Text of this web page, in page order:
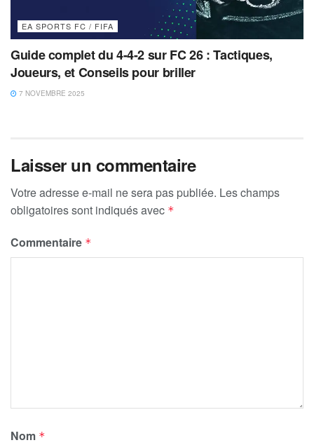
EA SPORTS FC / FIFA
Guide complet du 4-4-2 sur FC 26 : Tactiques,
Joueurs, et Conseils pour briller
7 NOVEMBRE 2025
Laisser un commentaire
Votre adresse e-mail ne sera pas publiée. Les champs
obligatoires sont indiqués avec *
Commentaire *
Nom *